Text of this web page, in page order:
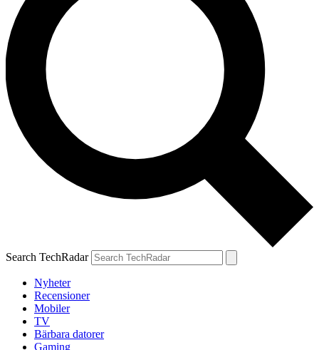
Search TechRadar
Nyheter
Recensioner
Mobiler
TV
Bärbara datorer
Gaming